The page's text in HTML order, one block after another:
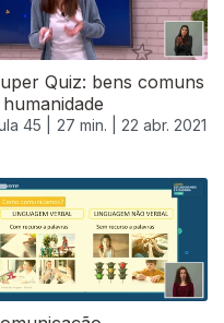
Quiz: bens comuns
45 | 27 min. | 22 abr. 2021